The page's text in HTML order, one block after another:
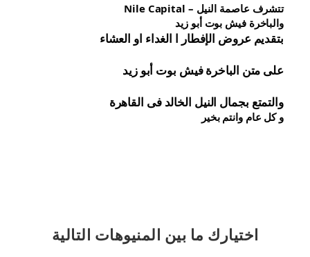
تتشرف عاصمة النيل – Nile Capital
والباخرة فيش بوت أبو زيد
بتقديم عروض الإفطار ا الغداء او العشاء
على متن الباخرة فيش بوت أبو زيد
والتمتع بجمال النيل الخالد فى القاهرة
و كل عام وانتم بخير
اختيارك ما بين المنيوهات التالية